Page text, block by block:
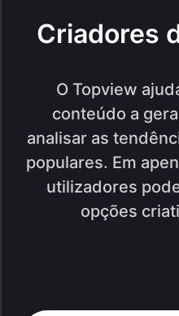
Criadores
O Topview
conteúdo a
analisar as
populares. Em
utilizadores
opções